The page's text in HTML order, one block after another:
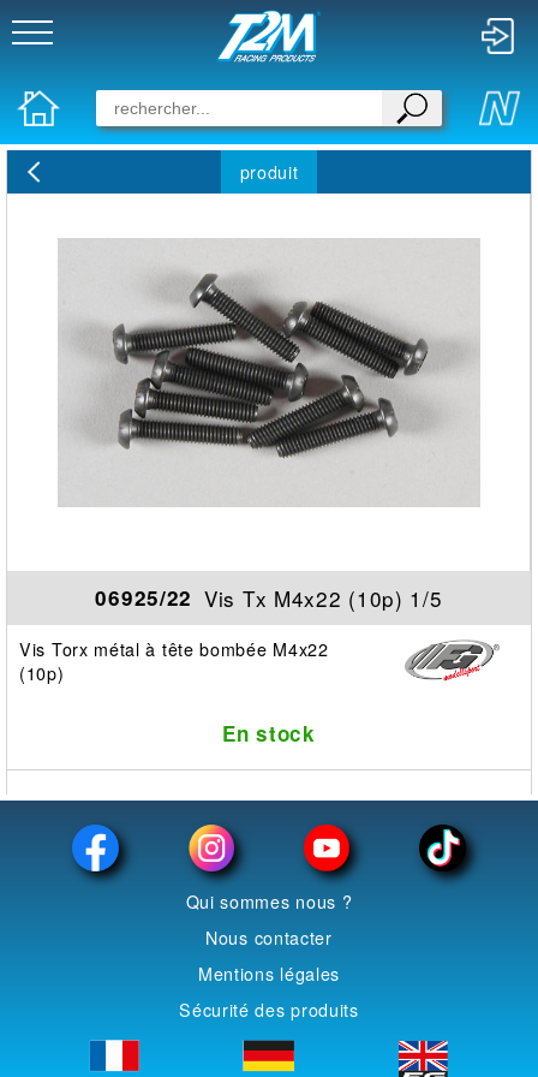
produit
06925/22 Vis Tx M4x22 (10p) 1/5
Vis Torx métal à tête bombée M4x22
(10p)
En stock
Qui sommes nous ?
Nous contacter
Mentions légales
Sécurité des produits